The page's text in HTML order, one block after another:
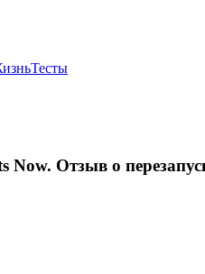
Тесты
Now. Отзыв о